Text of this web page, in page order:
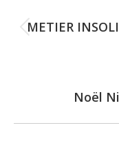
METIER
Noël